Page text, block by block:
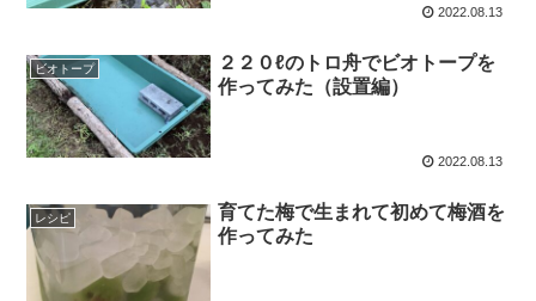
2022.08.13
ビオトープ
２２０ℓのトロ舟でビオトープを
作ってみた（設置編）
2022.08.13
レシピ
育てた梅で生まれて初めて梅酒を
作ってみた